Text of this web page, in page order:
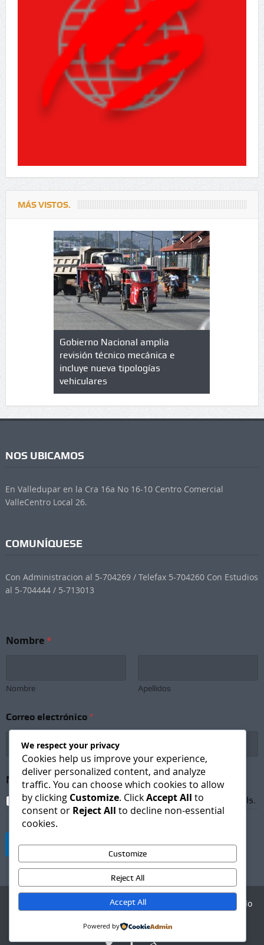
MÁS VISTOS.
de
en
Gobierno Nacional amplia
revisión técnico mecánica e
incluye nueva tipologías
vehiculares
NOS UBICAMOS
En Valledupar en la Cra 16a No 16-10 Centro Comercial
ValleCentro Local 26.
COMUNÍQUESE
Con Administracion al 5-704269 / Telefax 5-704260 Con Estudios
al 5-704444 / 5-713013
Nombre*
Nombre Apellidos
e
r
ó
n
i
o
o
r
Correo electrónico *
Newsletter Subscription*
I agree to receive newsletters and promotional emails.
Suscribirse
Agencia Digital - Desarrollo
We respect your privacy
Cookies help us improve your experience,
deliver personalized content, and analyze
traffic. You can choose which cookies to allow
by clicking Customize. ClickAccept All to
consent or Reject All to decline non-essential
cookies.
Customize
Reject All
Accept All
Powered by